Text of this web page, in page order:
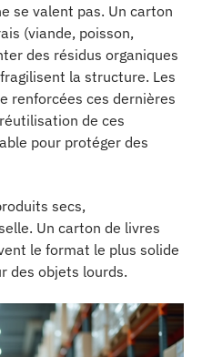
se valent pas. Un carton
(viande, poisson,
des résidus organiques
la structure. Les
renforcées ces dernières
de ces
pour protéger des
secs,
Un carton de livres
le format le plus solide
des objets lourds.